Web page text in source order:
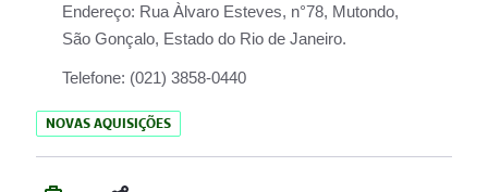
Endereço: Rua Àlvaro Esteves, n°78, Mutondo,
São Gonçalo, Estado do Rio de Janeiro.
Telefone: (021) 3858-0440
NOVAS AQUISIÇÕES